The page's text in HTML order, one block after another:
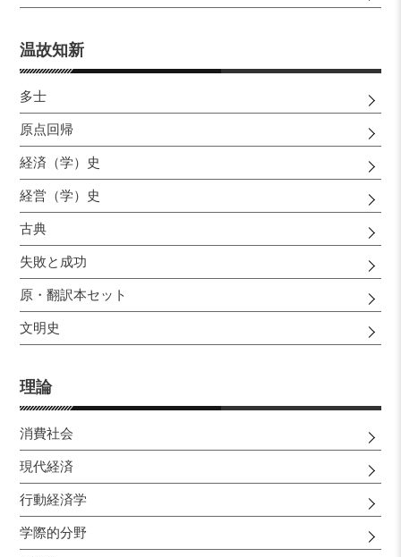
温故知新
多士
原点回帰
経済（学）史
経営（学）史
古典
失敗と成功
原・翻訳本セット
文明史
理論
消費社会
現代経済
行動経済学
学際的分野